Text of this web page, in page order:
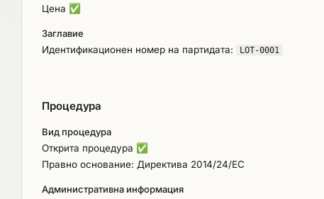
Цена ✅
Заглавие
Идентификационен номер на партидата:
LOT-0001
Процедура
Вид процедура
Открита процедура ✅
Правно основание: Директива 2014/24/ЕС
Административна информация